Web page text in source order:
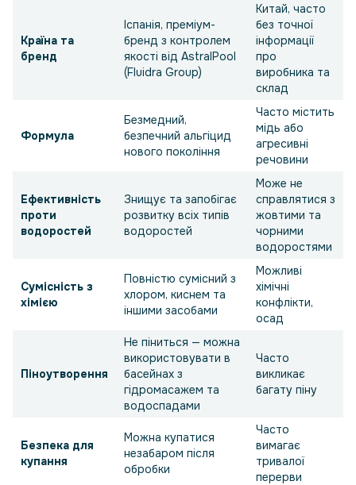
Країна та
бренд
Іспанія, преміум-
бренд з контролем
якості від AstralPool
(Fluidra Group)
Китай, часто
без точної
інформації
про
виробника та
склад
Формула
Безмедний,
безпечний альгіцид
нового покоління
Часто містить
мідь або
агресивні
речовини
Ефективність
проти
водоростей
Знищує та запобігає
розвитку всіх типів
водоростей
Може не
справлятися з
жовтими та
чорними
водоростями
Сумісність з
хімією
Повністю сумісний з
хлором, киснем та
іншими засобами
Можливі
хімічні
конфлікти,
осад
Піноутворення
Не піниться — можна
використовувати в
басейнах з
гідромасажем та
водоспадами
Часто
викликає
багату піну
Безпека для
купання
Можна купатися
незабаром після
обробки
Часто
вимагає
тривалої
перерви